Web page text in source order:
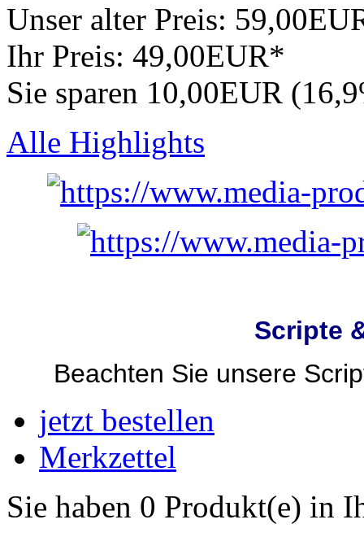
Unser alter Preis:
Ihr Preis: 49,00EUR*
Sie sparen 10,00EUR
Alle Highlights
Scripte
Beachten Sie unsere
jetzt bestellen
Merkzettel
Sie haben 0 Produkt(e) in